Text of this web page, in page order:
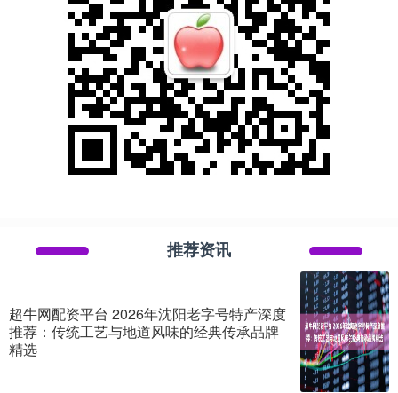
推荐资讯
超牛网配资平台 2026年沈阳老字号特产深度
推荐：传统工艺与地道风味的经典传承品牌
精选